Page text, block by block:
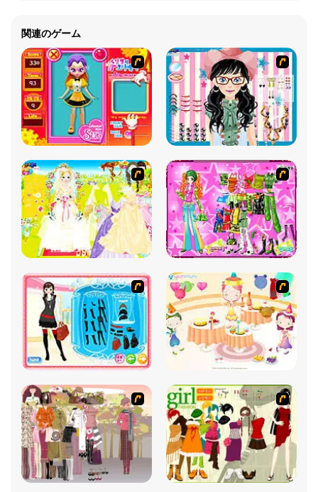
関連のゲーム